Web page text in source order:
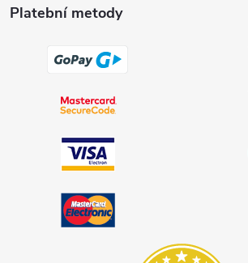
Platební metody